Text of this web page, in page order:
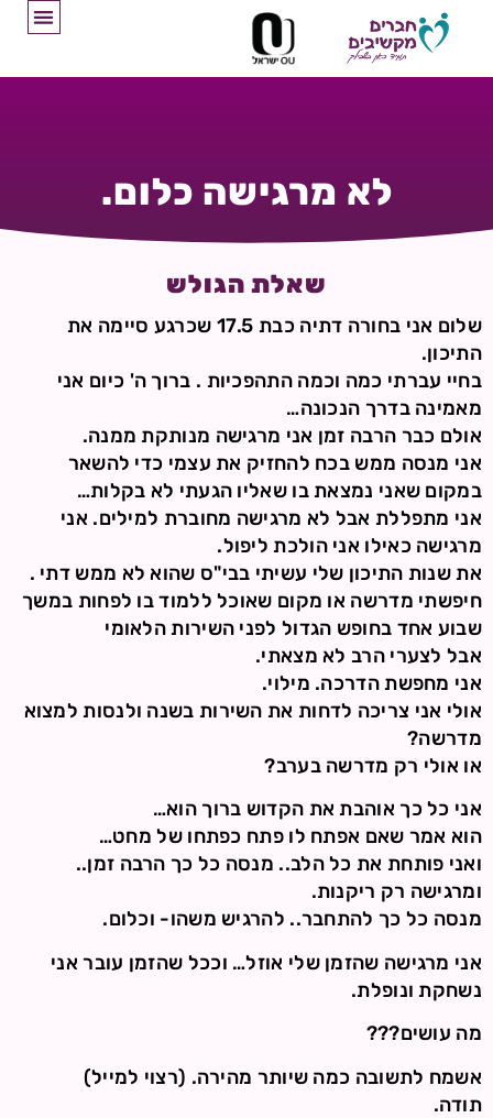
לא מרגישה כלום.
שאלת הגולש
שלום אני בחורה דתיה כבת 17.5 שכרגע סיימה את
התיכון.
בחיי עברתי כמה וכמה התהפכיות . ברוך ה' כיום אני
מאמינה בדרך הנכונה…
אולם כבר הרבה זמן אני מרגישה מנותקת ממנה.
אני מנסה ממש בכח להחזיק את עצמי כדי להשאר
במקום שאני נמצאת בו שאליו הגעתי לא בקלות…
אני מתפללת אבל לא מרגישה מחוברת למילים. אני
מרגישה כאילו אני הולכת ליפול.
את שנות התיכון שלי עשיתי בבי"ס שהוא לא ממש דתי .
חיפשתי מדרשה או מקום שאוכל ללמוד בו לפחות במשך
שבוע אחד בחופש הגדול לפני השירות הלאומי
אבל לצערי הרב לא מצאתי.
אני מחפשת הדרכה. מילוי.
אולי אני צריכה לדחות את השירות בשנה ולנסות למצוא
מדרשה?
או אולי רק מדרשה בערב?
אני כל כך אוהבת את הקדוש ברוך הוא…
הוא אמר שאם אפתח לו פתח כפתחו של מחט…
ואני פותחת את כל הלב.. מנסה כל כך הרבה זמן..
ומרגישה רק ריקנות.
מנסה כל כך להתחבר.. להרגיש משהו- וכלום.
אני מרגישה שהזמן שלי אוזל… וככל שהזמן עובר אני
נשחקת ונופלת.
מה עושים???
אשמח לתשובה כמה שיותר מהירה. (רצוי למייל)
תודה.